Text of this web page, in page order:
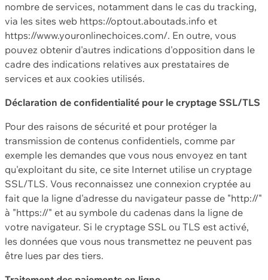
nombre de services, notamment dans le cas du tracking,
via les sites web https://optout.aboutads.info et
https://www.youronlinechoices.com/. En outre, vous
pouvez obtenir d'autres indications d'opposition dans le
cadre des indications relatives aux prestataires de
services et aux cookies utilisés.
Déclaration de confidentialité pour le cryptage SSL/TLS
Pour des raisons de sécurité et pour protéger la
transmission de contenus confidentiels, comme par
exemple les demandes que vous nous envoyez en tant
qu'exploitant du site, ce site Internet utilise un cryptage
SSL/TLS. Vous reconnaissez une connexion cryptée au
fait que la ligne d'adresse du navigateur passe de "http://"
à "https://" et au symbole du cadenas dans la ligne de
votre navigateur. Si le cryptage SSL ou TLS est activé,
les données que vous nous transmettez ne peuvent pas
être lues par des tiers.